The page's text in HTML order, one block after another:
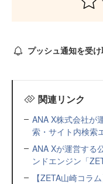
プッシュ通知を受
関連リンク
ANA X株式会社が
索・サイト内検索
ANA Xが運営する
ンドエンジン「
【ZETA山崎コラ